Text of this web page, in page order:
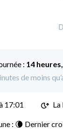
: 14
de moins
17:01 La
: 🌘 Dernier